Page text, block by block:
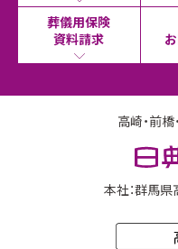
葬儀用保険
資料請求
高崎・前
本社：群馬